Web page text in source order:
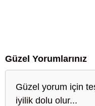
Güzel Yorumlarınız
Güzel yorum için
iyilik dolu olur...